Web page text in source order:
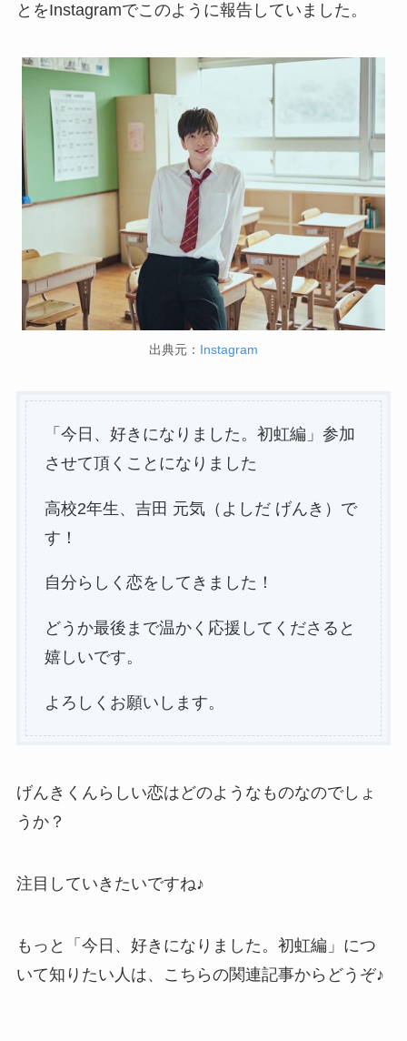
とをInstagramでこのように報告していました。
出典元： Instagram
「今日、好きになりました。初虹編」参加
させて頂くことになりました
高校2年生、吉田 元気（よしだ げんき）で
す！
自分らしく恋をしてきました！
どうか最後まで温かく応援してくださると
嬉しいです。
よろしくお願いします。
げんきくんらしい恋はどのようなものなのでしょ
うか？
注目していきたいですね♪
もっと「今日、好きになりました。初虹編」につ
いて知りたい人は、こちらの関連記事からどうぞ♪